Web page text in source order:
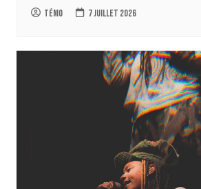
Témo 7 juillet 2026